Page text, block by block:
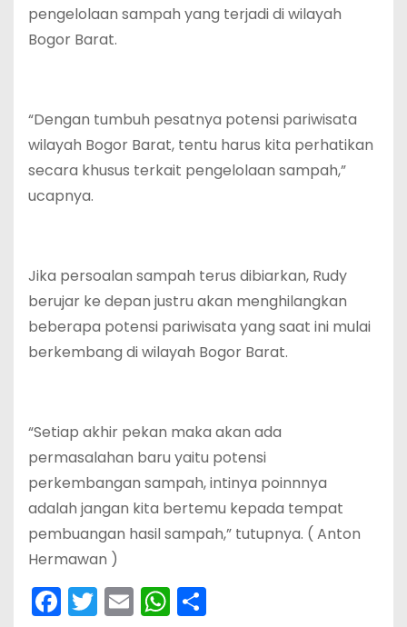
pengelolaan sampah yang terjadi di wilayah
Bogor Barat.
“Dengan tumbuh pesatnya potensi pariwisata
wilayah Bogor Barat, tentu harus kita perhatikan
secara khusus terkait pengelolaan sampah,”
ucapnya.
Jika persoalan sampah terus dibiarkan, Rudy
berujar ke depan justru akan menghilangkan
beberapa potensi pariwisata yang saat ini mulai
berkembang di wilayah Bogor Barat.
“Setiap akhir pekan maka akan ada
permasalahan baru yaitu potensi
perkembangan sampah, intinya poinnnya
adalah jangan kita bertemu kepada tempat
pembuangan hasil sampah,” tutupnya. ( Anton
Hermawan )
F T E W